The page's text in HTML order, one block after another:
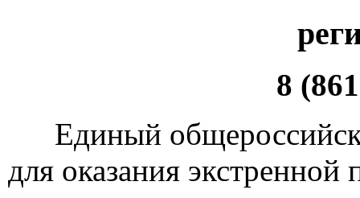
8
Единый
для оказания